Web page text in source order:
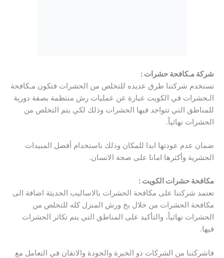
شركة مـكافحة حشرات :
تستخدم شركتنا طرق عديده للتخلص من الحشرات فتكون مـكافحة
الـحشرات في الكويت عبارة عن عمليات رش منتظمة بصفة دورية
للمناطق التي تتواجد فيها الحشرات وذلك لكي يتم التخلص من
الحشرات نهائياً.
ضمان عدم عودتها ابدا للمكان وذلك باستخدام أفضل المبيدات
الحشرية وأكثرها امانا على صحة الانسان.
مكافحة حشرات الكويت :
تعتمد شركتنا على مكافحة الحشرات بالاساليب الحديثة اضافة الى
مكافحة الحشرات من خلال بخ ورش المنزل كله للتخلص من
الحشرات نهائياً، والتأكيد على المناطق التي يتم تكاثر الحشرات
فيها.
فاشركتنا من الشركات ذو الخبرة والجودة والاتقان في التعامل مع